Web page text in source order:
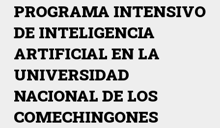
PROGRAMA INTENSIVO
DE INTELIGENCIA
ARTIFICIAL EN LA
UNIVERSIDAD
NACIONAL DE LOS
COMECHINGONES